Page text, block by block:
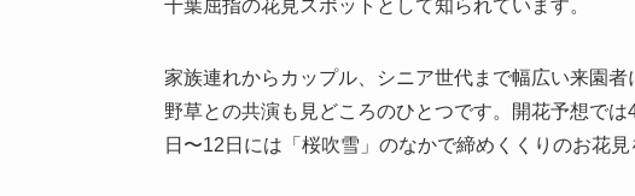
千葉屈指の花見スポットとして知られています。
家族連れからカップル、シニア世代まで幅広い来園
野草との共演も見どころのひとつです。開花予想で
日〜12日には「桜吹雪」のなかで締めくくりのお花見